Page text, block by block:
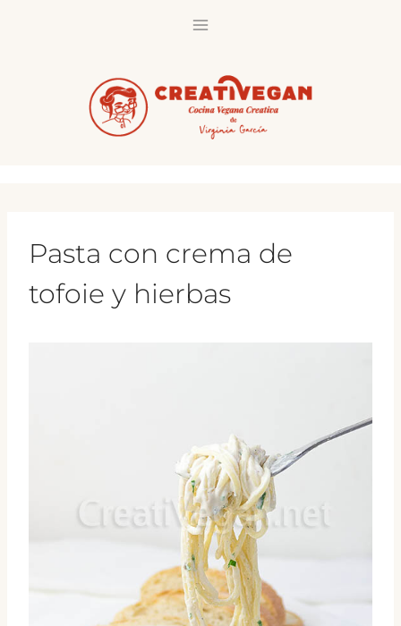
Pasta con crema de
tofoie y hierbas